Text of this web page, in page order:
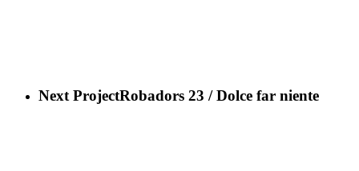
Next ProjectRobadors 23 / Dolce far niente